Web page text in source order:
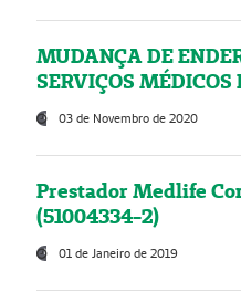
MUDANÇA DE
SERVIÇOS
03 de Novembro de 2020
Prestador Medlife
(51004334-2)
01 de Janeiro de 2019